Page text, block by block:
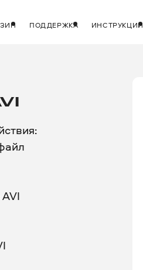
ПОДДЕРЖКА ИНСТРУКЦИИ